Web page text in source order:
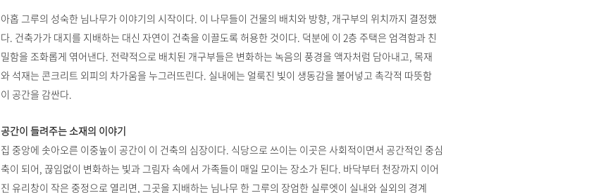
아홉 그루의 성숙한 님나무가 이야기의 시작이다. 이 나무들이 건물의 배치와 방향, 개구부의 위치까지 결정했
다. 건축가가 대지를 지배하는 대신 자연이 건축을 이끌도록 허용한 것이다. 덕분에 이 2층 주택은 엄격함과 친
밀함을 조화롭게 엮어낸다. 전략적으로 배치된 개구부들은 변화하는 녹음의 풍경을 액자처럼 담아내고, 목재
와 석재는 콘크리트 외피의 차가움을 누그러뜨린다. 실내에는 얼룩진 빛이 생동감을 불어넣고 촉각적 따뜻함
이 공간을 감싼다.
공간이 들려주는 소재의 이야기
집 중앙에 솟아오른 이중높이 공간이 이 건축의 심장이다. 식당으로 쓰이는 이곳은 사회적이면서 공간적인 중심
축이 되어, 끊임없이 변화하는 빛과 그림자 속에서 가족들이 매일 모이는 장소가 된다. 바닥부터 천장까지 이어
진 유리창이 작은 중정으로 열리면, 그곳을 지배하는 님나무 한 그루의 장엄한 실루엣이 실내와 실외의 경계